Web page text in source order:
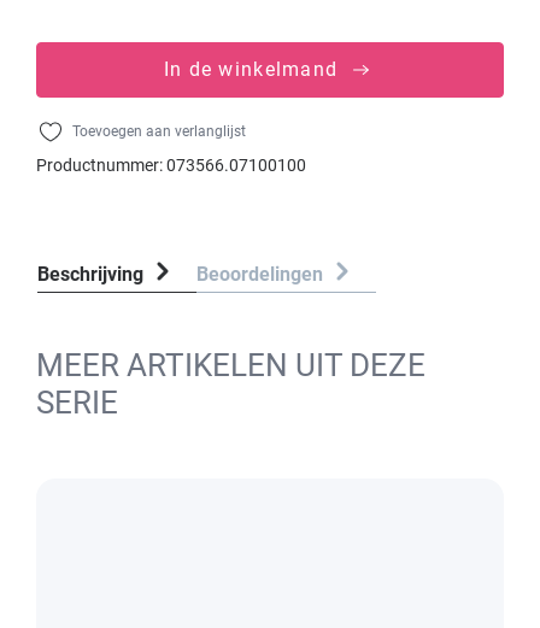
In de winkelmand
Toevoegen aan verlanglijst
Productnummer:073566.07100100
Beschrijving Beoordelingen
MEER ARTIKELEN UIT DEZE
SERIE